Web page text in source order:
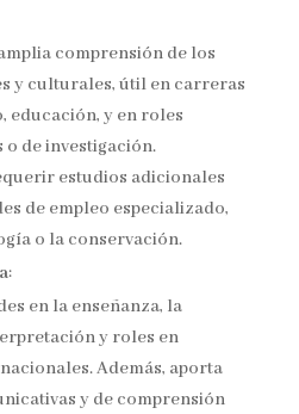
comprensión de los
y culturales, útil en carreras
educación, y en roles
de investigación.
estudios adicionales
de empleo especializado,
o la conservación.
:
en la enseñanza, la
y roles en
Además, aporta
y de comprensión